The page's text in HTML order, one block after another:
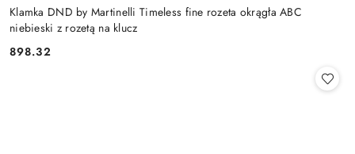
Klamka DND by Martinelli Timeless fine rozeta okrągła ABC
niebieski z rozetą na klucz
Cena:
898.32